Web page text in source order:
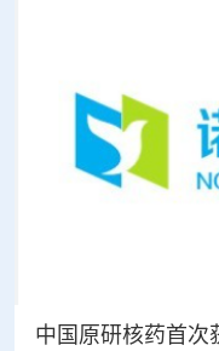
中国原研核药首次